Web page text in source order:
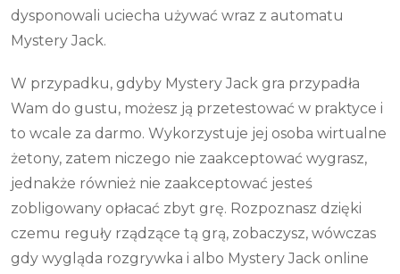
dysponowali uciecha używać wraz z automatu
Mystery Jack.
W przypadku, gdyby Mystery Jack gra przypadła
Wam do gustu, możesz ją przetestować w praktyce i
to wcale za darmo. Wykorzystuje jej osoba wirtualne
żetony, zatem niczego nie zaakceptować wygrasz,
jednakże również nie zaakceptować jesteś
zobligowany opłacać zbyt grę. Rozpoznasz dzięki
czemu reguły rządzące tą grą, zobaczysz, wówczas
gdy wygląda rozgrywka i albo Mystery Jack online